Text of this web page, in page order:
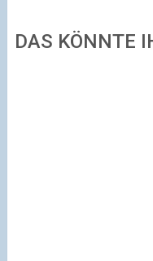
DAS KÖNNTE